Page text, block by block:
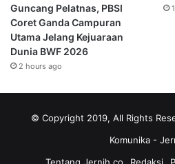
Guncang Pelatnas, PBSI
Coret Ganda Campuran
Utama Jelang Kejuaraan
Dunia BWF 2026
2 hours ago
© Copyright 2019, All Rights
Komunika -